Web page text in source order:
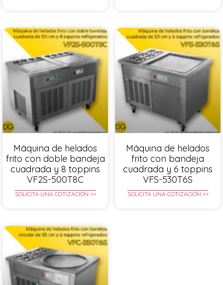
Máquina de helados
frito con doble bandeja
cuadrada y 8 toppins
VF2S-500T8C
SOLICITA UNA COTIZACIÓN >>
Máquina de helados
frito con bandeja
cuadrada y 6 toppins
VFS-530T6S
SOLICITA UNA COTIZACIÓN >>